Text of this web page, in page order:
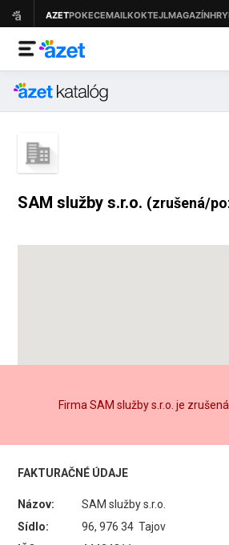
SAM služby s.r.o. (zrušená/
Firma SAM služby s.r.o. je
FAKTURAČNÉ ÚDAJE
Názov:
SAM služby s.r.o.
Sídlo:
96, 976 34 Tajov